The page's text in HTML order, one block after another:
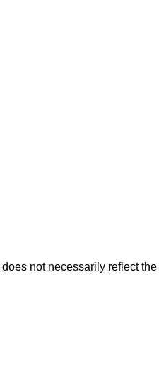
not necessarily reflect